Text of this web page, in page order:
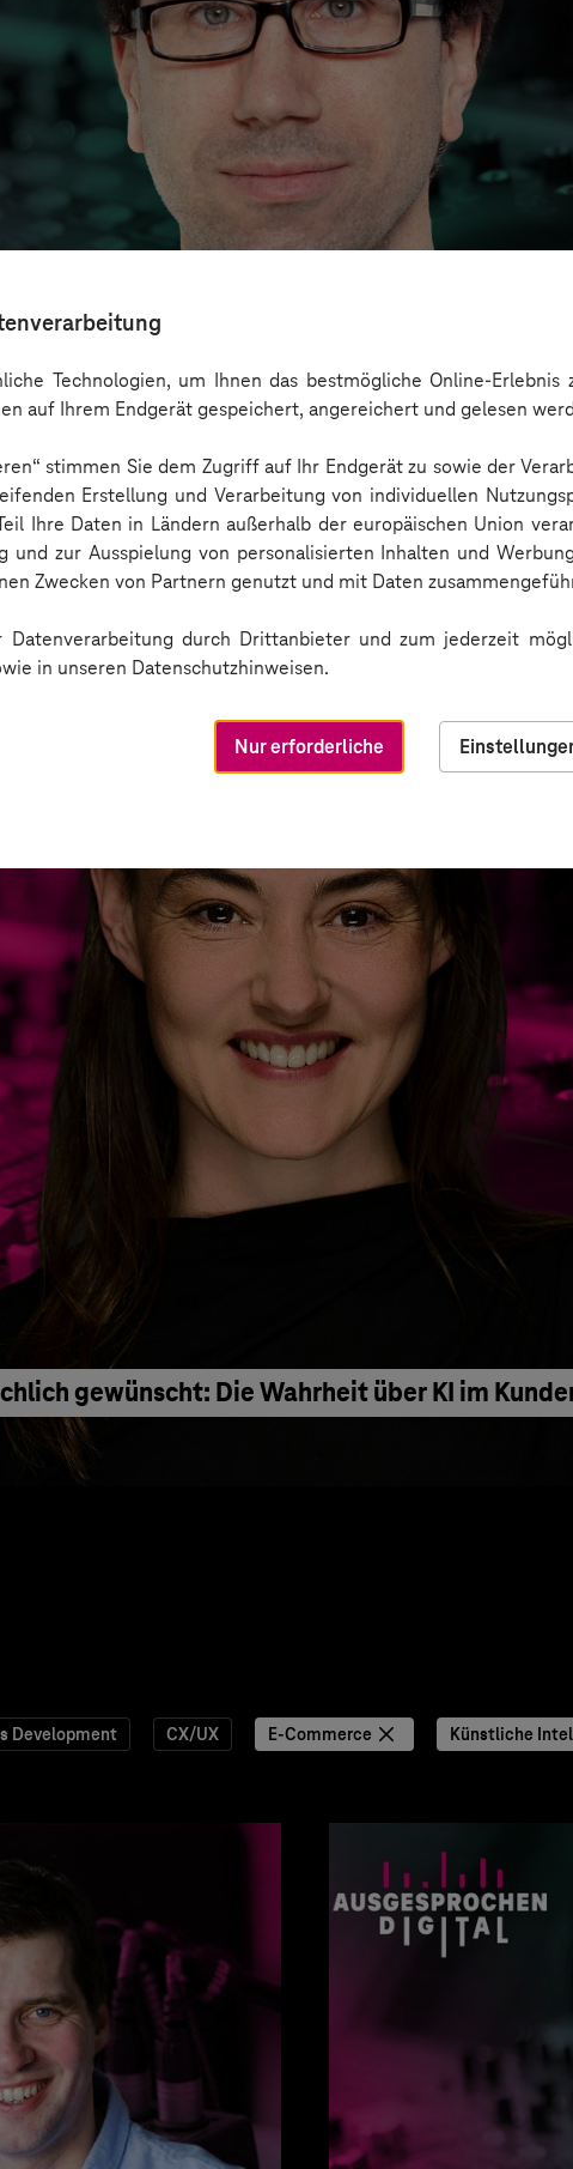
Technologien, um Ihnen das bestmögliche Online-
auf Ihrem Endgerät gespeichert, angereichert und gelesen
stimmen Sie dem Zugriff auf Ihr Endgerät zu sowie der
Erstellung und Verarbeitung von individuellen
Ihre Daten in Ländern außerhalb der europäischen Union
und zur Ausspielung von personalisierten Inhalten und
Zwecken von Partnern genutzt und mit Daten
durch Drittanbieter und zum jederzeit
in unseren Datenschutzhinweisen.
Nur erforderliche
Use Cases, Chancen und
gewünscht: Die Wahrheit über KI im
Development CX/UX E-Commerce Künstliche